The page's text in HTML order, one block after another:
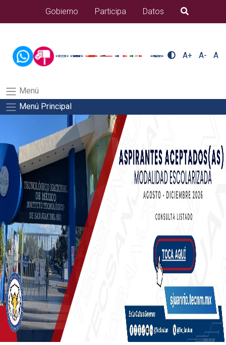
docentes/pdfSalida del comando:
Gobierno Participa Datos B�squeda
A+ A- A
Menú
Menú Principal